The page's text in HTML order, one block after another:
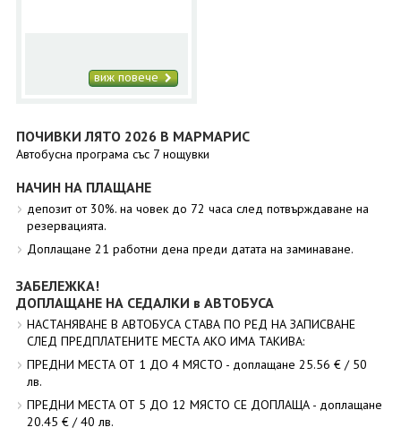
виж повече
ПОЧИВКИ ЛЯТО 2026 В МАРМАРИС
Автобусна програма със 7 нощувки
НАЧИН НА ПЛАЩАНЕ
депозит от 30%. на човек до 72 часа след потвърждаване на
резервацията.
Доплащане 21 работни дена преди датата на заминаване.
ЗАБЕЛЕЖКА!
ДОПЛАЩАНЕ НА СЕДАЛКИ в АВТОБУСА
НАСТАНЯВАНЕ В АВТОБУСА СТАВА ПО РЕД НА ЗАПИСВАНЕ
СЛЕД ПРЕДПЛАТЕНИТЕ МЕСТА АКО ИМА ТАКИВА:
ПРЕДНИ МЕСТА ОТ 1 ДО 4 МЯСТО - доплащане 25.56 € / 50
лв.
ПРЕДНИ МЕСТА ОТ 5 ДО 12 МЯСТО СЕ ДОПЛАЩА - доплащане
20.45 € / 40 лв.